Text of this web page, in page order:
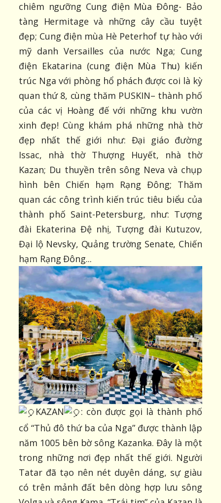
chiêm ngưỡng Cung điện Mùa Đông- Bảo
tàng Hermitage và những cây cầu tuyệt
đẹp; Cung điện mùa Hè Peterhof tự hào với
mỹ danh Versailles của nước Nga; Cung
điện Ekatarina (cung điện Mùa Thu) kiến
trúc Nga với phòng hổ phách được coi là kỳ
quan thứ 8, cùng thăm PUSKIN– thành phố
của các vị Hoàng đế với những khu vườn
xinh đẹp! Cùng khám phá những nhà thờ
đẹp nhất thế giới như: Đại giáo đường
Issac, nhà thờ Thượng Huyết, nhà thờ
Kazan; Du thuyền trên sông Neva và chụp
hình bên Chiến hạm Rạng Đông; Thăm
quan các công trình kiến trúc tiêu biểu của
thành phố Saint-Petersburg, như: Tượng
đài Ekaterina Đệ nhị, Tượng đài Kutuzov,
Đại lộ Nevsky, Quảng trường Senate, Chiến
hạm Rạng Đông...
KAZAN
: còn được gọi là thành phố
cổ “Thủ đô thứ ba của Nga” được thành lập
năm 1005 bên bờ sông Kazanka. Đây là một
trong những nơi đẹp nhất thế giới. Người
Tatar đã tạo nên nét duyên dáng, sự giàu
có trên mảnh đất bên dòng hợp lưu sông